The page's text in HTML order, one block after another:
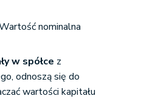
nominalna
w spółce z
odnoszą się do
wartości kapitału